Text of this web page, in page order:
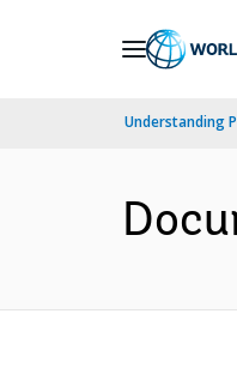
Understanding